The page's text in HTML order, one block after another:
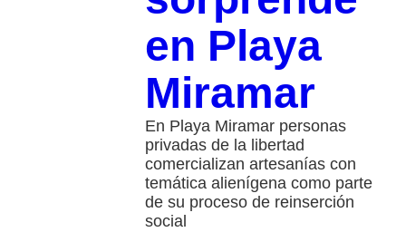
en Playa
Miramar
En Playa Miramar personas
privadas de la libertad
comercializan artesanías con
temática alienígena como parte
de su proceso de reinserción
social